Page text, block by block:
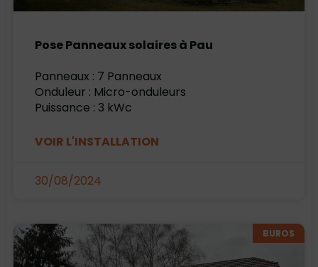
Pose Panneaux solaires à Pau
Panneaux : 7 Panneaux
Onduleur : Micro-onduleurs
Puissance : 3 kWc
VOIR L'INSTALLATION
30/08/2024
BUROS